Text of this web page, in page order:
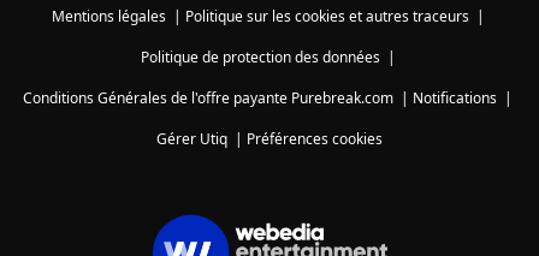
Mentions légales| Politique sur les cookies et autres traceurs|
Politique de protection des données|
Conditions Générales de l'offre payante Purebreak.com | Notifications |
Gérer Utiq | Préférences cookies